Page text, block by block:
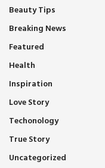
Beauty Tips
Breaking News
Featured
Health
Inspiration
Love Story
Techonology
True Story
Uncategorized